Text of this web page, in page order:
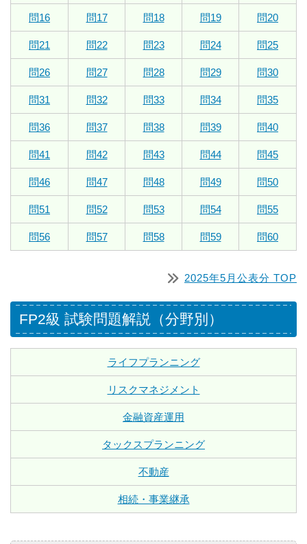
問16 問17 問18 問19 問20
問21 問22 問23 問24 問25
問26 問27 問28 問29 問30
問31 問32 問33 問34 問35
問36 問37 問38 問39 問40
問41 問42 問43 問44 問45
問46 問47 問48 問49 問50
問51 問52 問53 問54 問55
問56 問57 問58 問59 問60
2025年5月公表分 TOP
FP2級 試験問題解説（分野別）
ライフプランニング
リスクマネジメント
金融資産運用
タックスプランニング
不動産
相続・事業継承